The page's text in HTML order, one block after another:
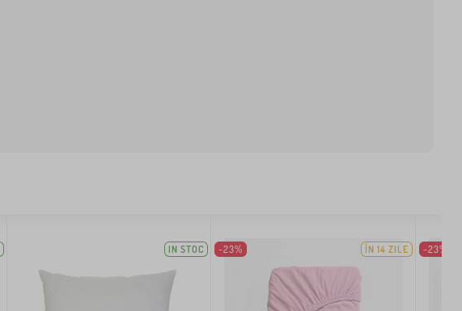
IN STOC -23% ÎN 14 ZILE -23%